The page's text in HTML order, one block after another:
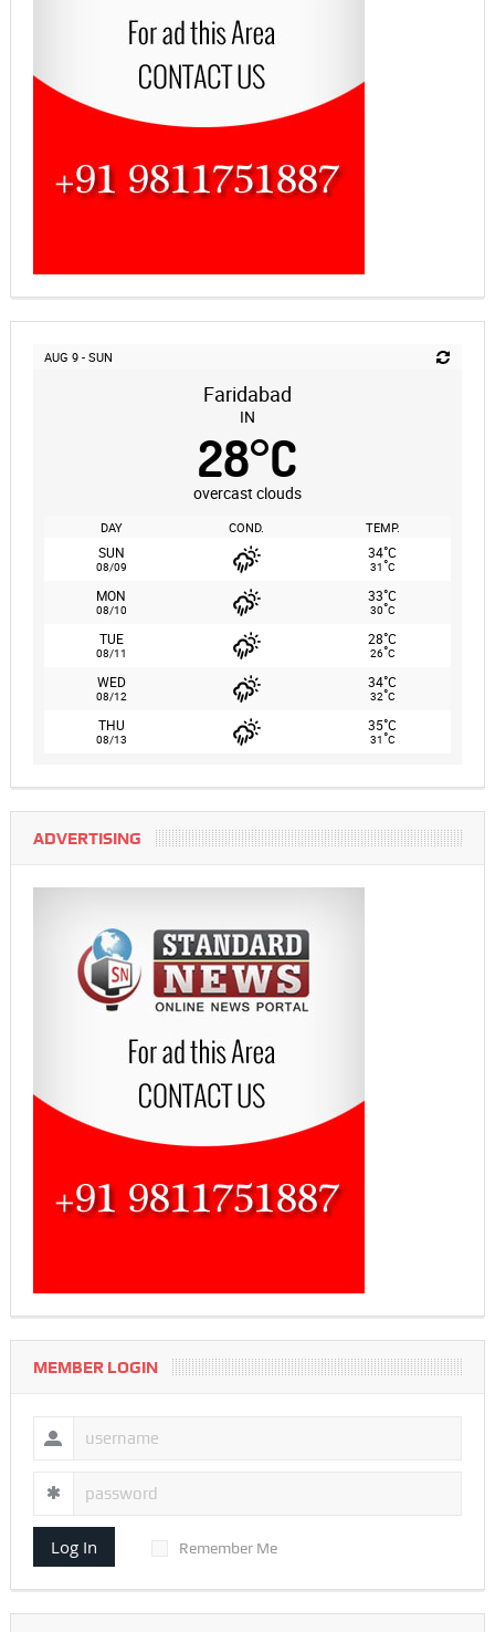
AUG 9 - SUN
Faridabad
IN
28°C
overcast clouds
DAY COND. TEMP.
SUN
08/09
34°C
31°C
MON
08/10
33°C
30°C
TUE
08/11
28°C
26°C
WED
08/12
34°C
32°C
THU
08/13
35°C
31°C
ADVERTISING
MEMBER LOGIN
Log In Remember Me